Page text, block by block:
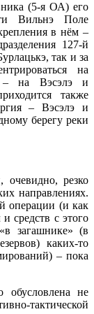
(5-я ОА) его
Вильнэ Поле
в нём –
127-й
так и за
на
– на Вэсэлэ и
также
– Вэсэлэ и
берегу реки
резко
направлениях.
операции (и как
средств с этого
загашнике» (в
каких-то
– пока
обусловлена не
тактической